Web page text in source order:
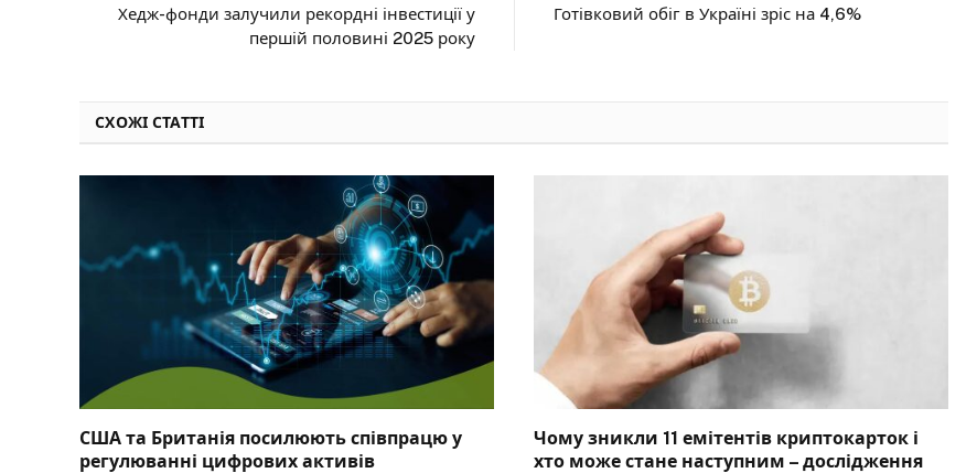
Хедж-фонди залучили рекордні інвестиції у
першій половині 2025 року
Готівковий обіг в Україні зріс на 4,6%
СХОЖІ СТАТТІ
США та Британія посилюють співпрацю у
регулюванні цифрових активів
Чому зникли 11 емітентів криптокарток і
хто може стане наступним – дослідження